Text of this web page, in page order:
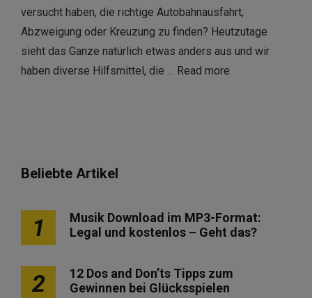
versucht haben, die richtige Autobahnausfahrt,
Abzweigung oder Kreuzung zu finden? Heutzutage
sieht das Ganze natürlich etwas anders aus und wir
haben diverse Hilfsmittel, die … Read more
Beliebte Artikel
1
Musik Download im MP3-Format:
Legal und kostenlos – Geht das?
2
12 Dos and Don’ts Tipps zum
Gewinnen bei Glücksspielen